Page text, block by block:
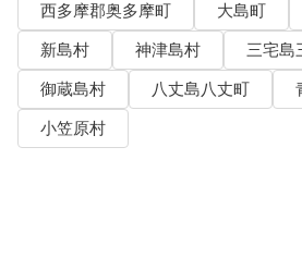
西多摩郡奥多摩町
大島町
新島村
神津島村
三宅島
御蔵島村
八丈島八丈町
小笠原村